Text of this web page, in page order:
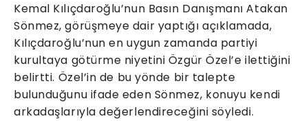
Kemal Kılıçdaroğlu’nun Basın Danışmanı Atakan
Sönmez, görüşmeye dair yaptığı açıklamada,
Kılıçdaroğlu’nun en uygun zamanda partiyi
kurultaya götürme niyetini Özgür Özel’e ilettiğini
belirtti. Özel’in de bu yönde bir talepte
bulunduğunu ifade eden Sönmez, konuyu kendi
arkadaşlarıyla değerlendireceğini söyledi.